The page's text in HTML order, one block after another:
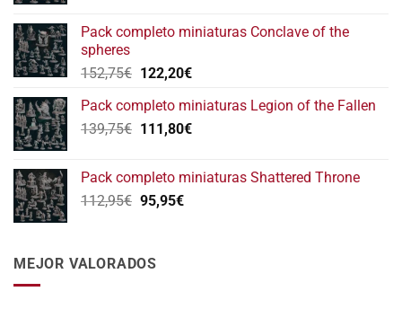
era:
es:
Pack completo miniaturas Conclave of the
spheres
152,75€ El
original
era:
122,20€El
actual
es:
Pack completo miniaturas Legion of the Fallen
139,75€ El
era:
139,75€.
111,80€El
es:
Pack completo miniaturas Shattered Throne
112,95€ El
era:
95,95€El
MEJOR VALORADOS